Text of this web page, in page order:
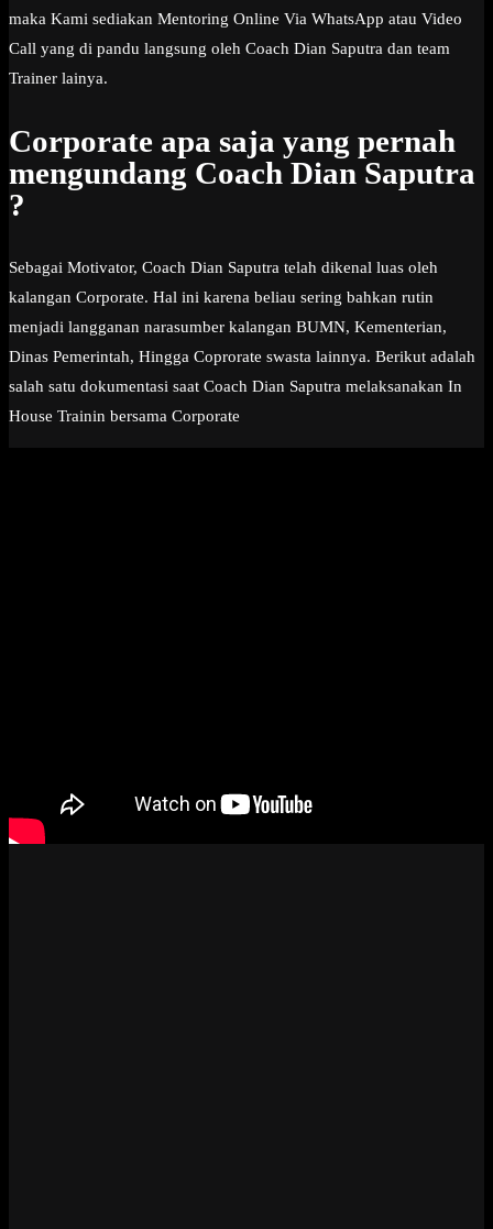
maka Kami sediakan Mentoring Online Via WhatsApp atau Video
Call yang di pandu langsung oleh Coach Dian Saputra dan team
Trainer lainya.
Corporate apa saja yang pernah
mengundang Coach Dian Saputra
?
Sebagai Motivator, Coach Dian Saputra telah dikenal luas oleh
kalangan Corporate. Hal ini karena beliau sering bahkan rutin
menjadi langganan narasumber kalangan BUMN, Kementerian,
Dinas Pemerintah, Hingga Coprorate swasta lainnya. Berikut adalah
salah satu dokumentasi saat Coach Dian Saputra melaksanakan In
House Trainin bersama Corporate